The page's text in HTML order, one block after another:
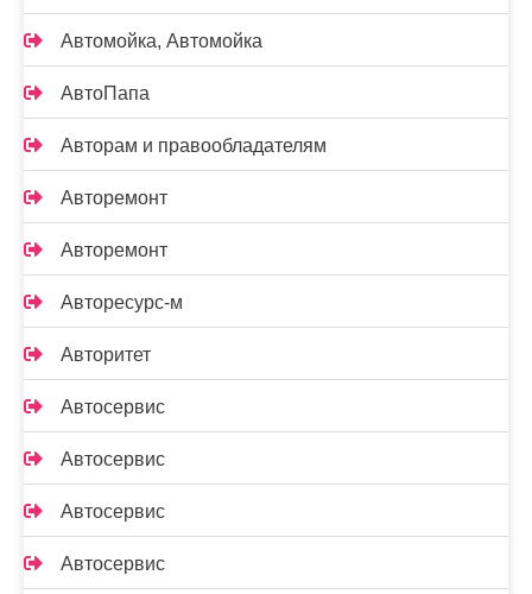
Автомойка, Автомойка
АвтоПапа
Авторам и правообладателям
Авторемонт
Авторемонт
Авторесурс-м
Авторитет
Автосервис
Автосервис
Автосервис
Автосервис